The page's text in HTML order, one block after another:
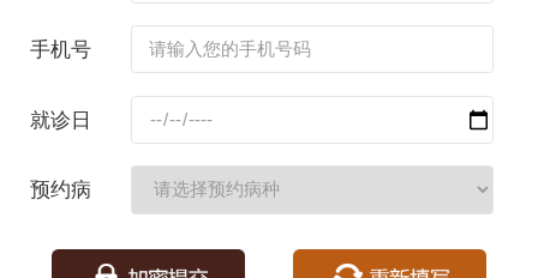
手机号
就诊日
预约病